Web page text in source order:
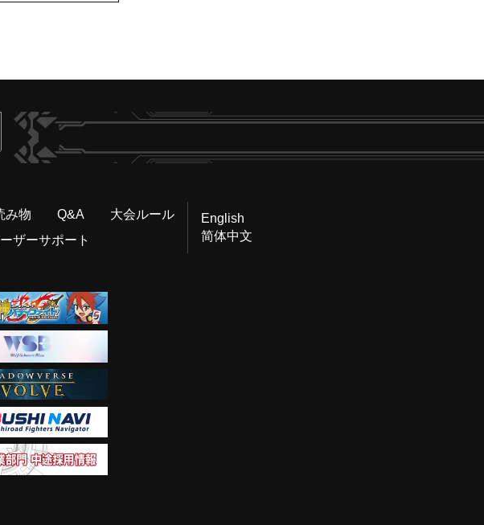
ヴァンガードch
み物 Q&A
大会ルール
ザーサポート
English
简体中文